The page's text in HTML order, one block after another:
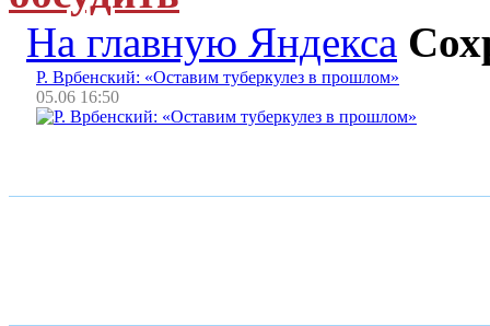
На главную Яндекса
Р. Врбенский: «Оставим туберкулез в прошлом»
05.06 16:50